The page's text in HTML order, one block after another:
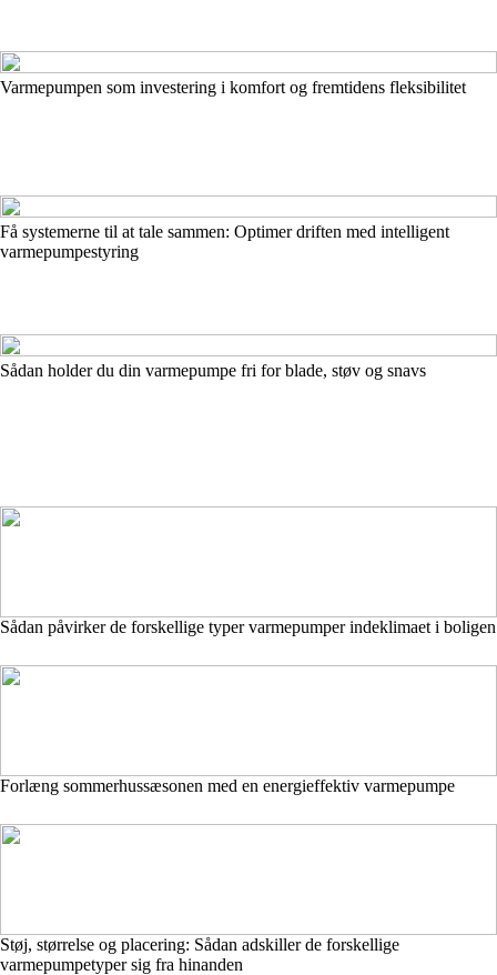
Varmepumpen som investering i komfort og fremtidens fleksibilitet
Få systemerne til at tale sammen: Optimer driften med intelligent
varmepumpestyring
Sådan holder du din varmepumpe fri for blade, støv og snavs
Sådan påvirker de forskellige typer varmepumper indeklimaet i boligen
Forlæng sommerhussæsonen med en energieffektiv varmepumpe
Støj, størrelse og placering: Sådan adskiller de forskellige
varmepumpetyper sig fra hinanden